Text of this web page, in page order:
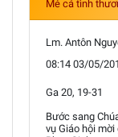
Mẻ cá tình
Lm. Antôn
08:14 03/05/
Ga 20, 19-31
Bước sang
vụ Giáo hội